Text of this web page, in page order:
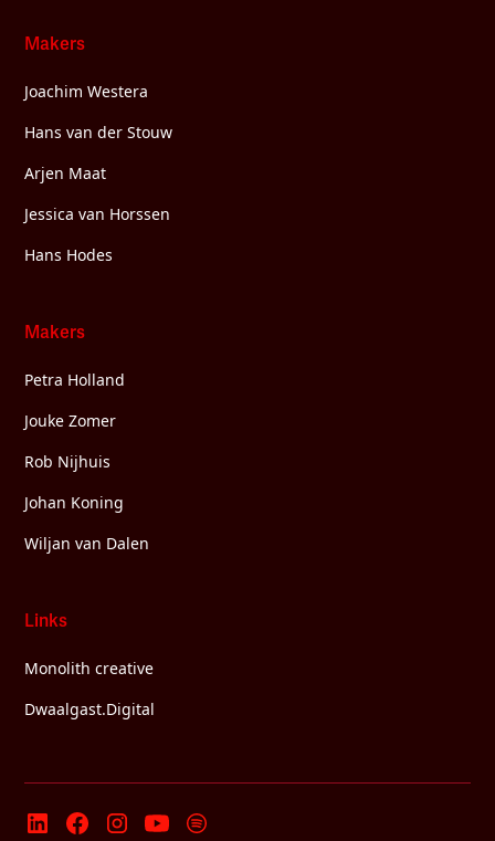
Makers
Joachim Westera
Hans van der Stouw
Arjen Maat
Jessica van Horssen
Hans Hodes
Makers
Petra Holland
Jouke Zomer
Rob Nijhuis
Johan Koning
Wiljan van Dalen
Links
Monolith creative
Dwaalgast.Digital